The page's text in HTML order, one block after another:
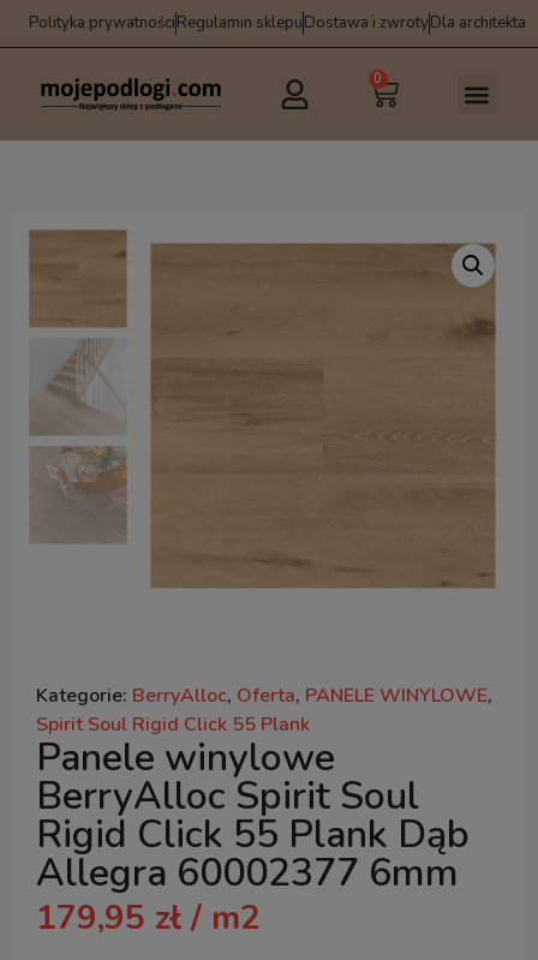
Polityka prywatnościRegulamin sklepuDostawa i zwrotyDla architekta
0
Kategorie: BerryAlloc, Oferta, PANELE WINYLOWE,
Spirit Soul Rigid Click 55 Plank
Panele winylowe
BerryAlloc Spirit Soul
Rigid Click 55 Plank Dąb
Allegra 60002377 6mm
179,95 zł / m2